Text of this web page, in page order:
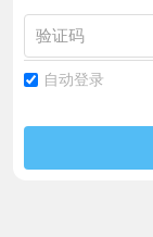
自动登录